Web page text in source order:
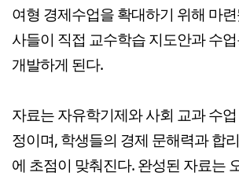
여형 경제수업을 확대하기 위해 마
사들이 직접 교수학습 지도안과 수
개발하게 된다.
자료는 자유학기제와 사회 교과 수
정이며, 학생들의 경제 문해력과 합
에 초점이 맞춰진다. 완성된 자료는